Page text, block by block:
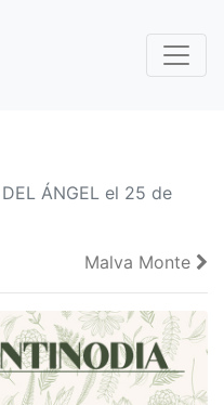
ÁNGEL el 25 de
Malva Monte